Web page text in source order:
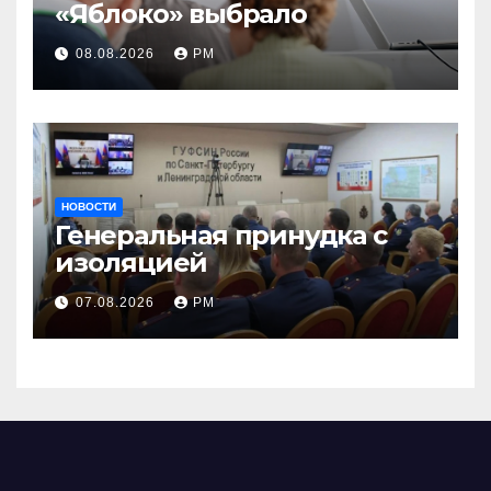
«Яблоко» выбрало
08.08.2026 РМ
НОВОСТИ
Генеральная принудка с
изоляцией
07.08.2026 РМ